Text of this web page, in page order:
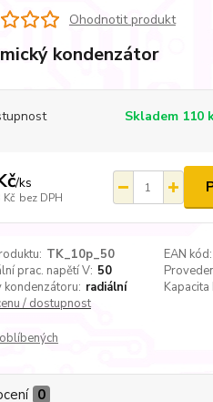
Ohodnotit produkt
kondenzátor
Skladem 110
/ks
Kč bez DPH
TK_10p_50 EAN kód:
prac. napětí V: 50
radiální
/ dostupnost
0